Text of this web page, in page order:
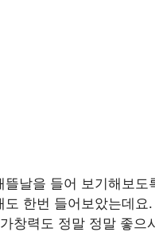
뜰날을 들어 보기해보
도 한번 들어보았는데
창력도 정말 정말 좋으